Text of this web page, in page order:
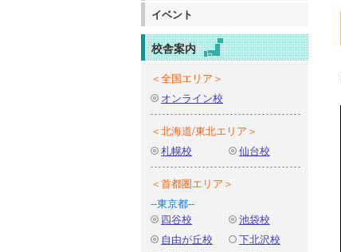
イベント
校舎案内
＜全国エリア＞
オンライン校
＜北海道/東北エリア＞
札幌校
仙台校
＜首都圏エリア＞
--東京都--
四谷校
池袋校
自由が丘校
下北沢校